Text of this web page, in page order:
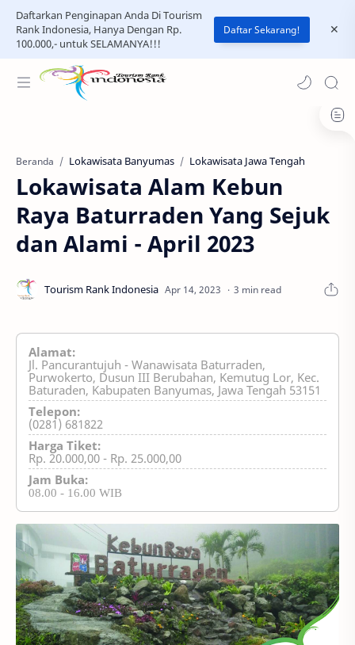
Daftarkan Penginapan Anda Di Tourism
Rank Indonesia, Hanya Dengan Rp.
100.000,- untuk SELAMANYA!!!
Daftar Sekarang!
Beranda Lokawisata Banyumas Lokawisata Jawa Tengah
Lokawisata Alam Kebun
Raya Baturraden Yang Sejuk
dan Alami - April 2023
3 min read
Alamat:
Jl. Pancurantujuh - Wanawisata Baturraden,
Purwokerto, Dusun III Berubahan, Kemutug Lor, Kec.
Baturaden, Kabupaten Banyumas, Jawa Tengah 53151
Telepon:
(0281) 681822
Harga Tiket:
Rp. 20.000,00 - Rp. 25.000,00
Jam Buka:
08.00 - 16.00 WIB